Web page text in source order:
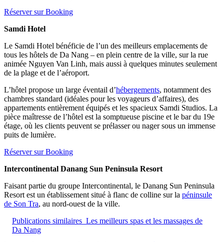
Réserver sur Booking
Samdi Hotel
Le Samdi Hotel bénéficie de l’un des meilleurs emplacements de
tous les hôtels de Da Nang – en plein centre de la ville, sur la rue
animée Nguyen Van Linh, mais aussi à quelques minutes seulement
de la plage et de l’aéroport.
L’hôtel propose un large éventail d’hébergements, notamment des
chambres standard (idéales pour les voyageurs d’affaires), des
appartements entièrement équipés et les spacieux Samdi Studios. La
pièce maîtresse de l’hôtel est la somptueuse piscine et le bar du 19e
étage, où les clients peuvent se prélasser ou nager sous un immense
puits de lumière.
Réserver sur Booking
Intercontinental Danang Sun Peninsula Resort
Faisant partie du groupe Intercontinental, le Danang Sun Peninsula
Resort est un établissement situé à flanc de colline sur la péninsule
de Son Tra, au nord-ouest de la ville.
Publications similaires Les meilleurs spas et les massages de
Da Nang